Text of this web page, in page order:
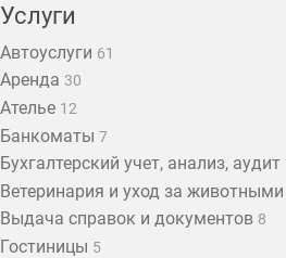
Услуги
Автоуслуги 61
Аренда 30
Ателье 12
Банкоматы 7
Бухгалтерский учет, анализ, аудит
Ветеринария и уход за животными
Выдача справок и документов 8
Гостиницы 5